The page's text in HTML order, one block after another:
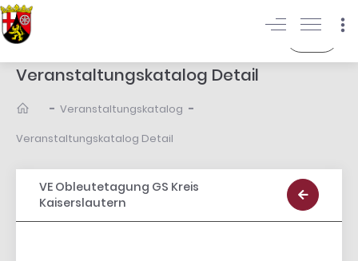
Veranstaltungskatalog Detail
- Veranstaltungskatalog -
Veranstaltungskatalog Detail
VE Obleutetagung GS Kreis
Kaiserslautern